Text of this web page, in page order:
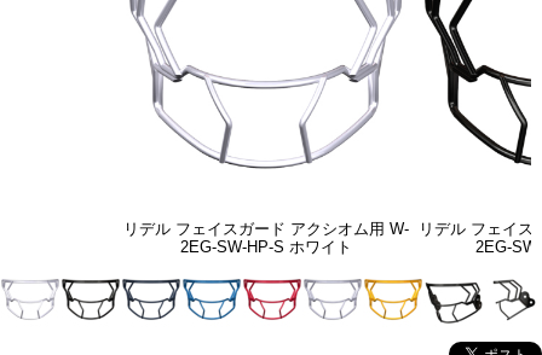
リデル フェイスガード アクシオム用 W-
2EG-SW-HP-S ホワイト
リデル フェイス
2EG-